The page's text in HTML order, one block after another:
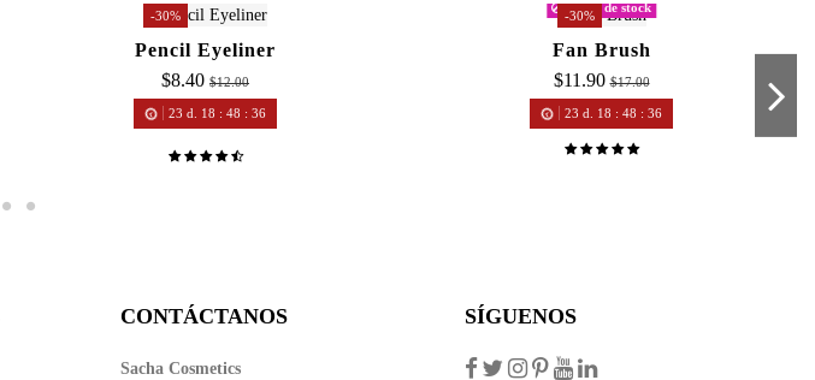
-30%
Pencil Eyeliner
$8.40 $12.00
23 d. 18 :48 :36
-30%
Fuera de stock
Fan Brush
$11.90 $17.00
23 d. 18 :48 :36
CONTÁCTANOS
Sacha Cosmetics
SÍGUENOS